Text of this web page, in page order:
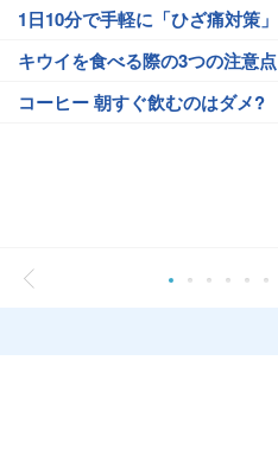
1日10分で手軽に「ひざ痛対策」
キウイを食べる際の3つの注意点
コーヒー 朝すぐ飲むのはダメ?